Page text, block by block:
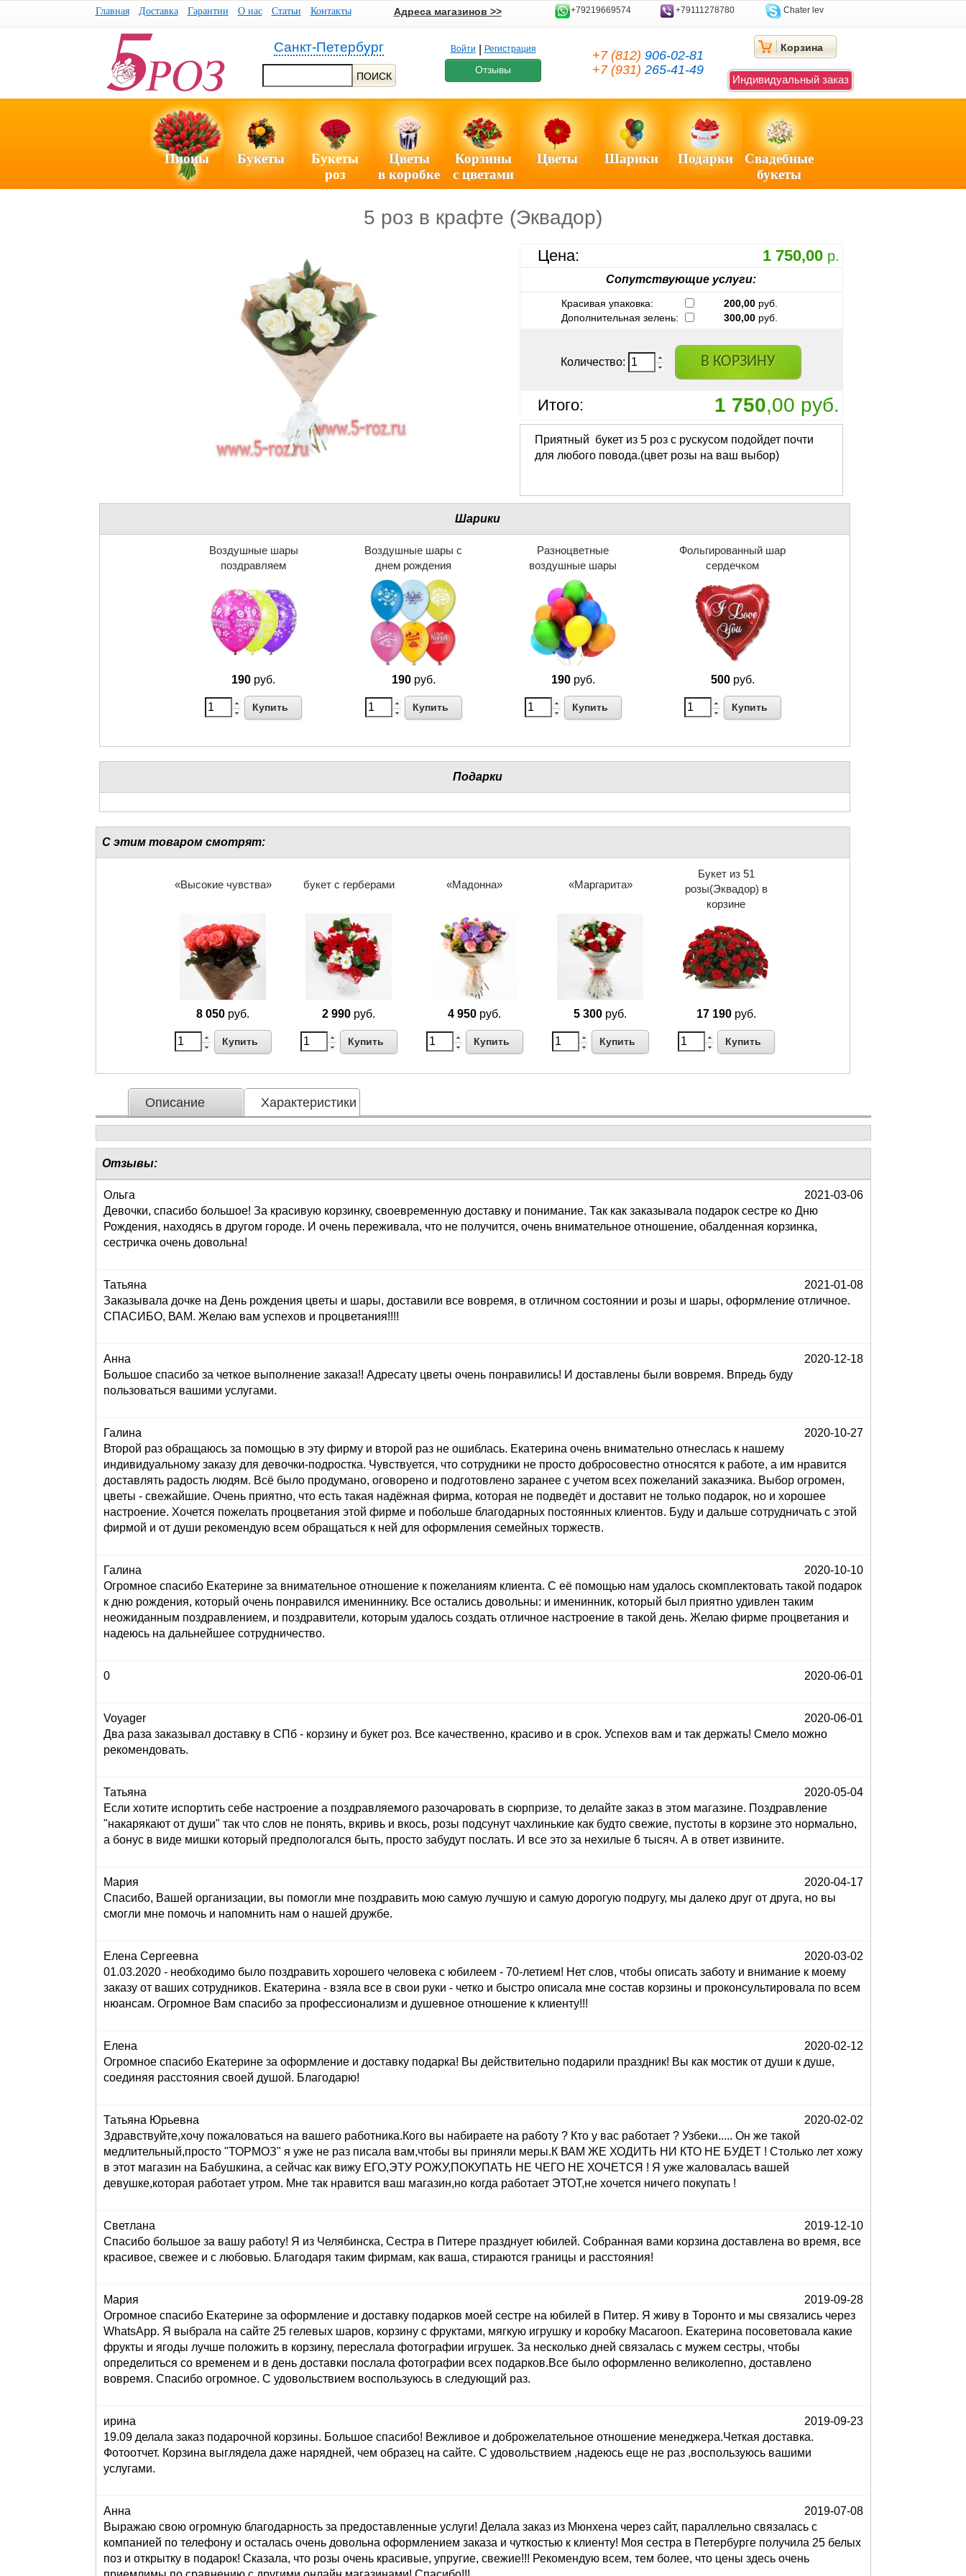
Главная Доставка Гарантии О нас Статьи Контакты Адреса магазинов >> +79219669574 +79111278780 Chater lev
Санкт-Петербург
ПОИСК
Войти Регистрация
Отзывы
+7 (812) 906-02-81
+7 (931) 265-41-49
Корзина
Индивидуальный заказ
Пионы Букеты
Букеты
роз
Цветы
в коробке
Корзины
с цветами
Цветы Шарики Подарки
Свадебные
букеты
5 роз в крафте (Эквадор)
Цена: 1 750,00р.
Сопутствующие услуги:
Красивая упаковка: 200,00руб.
Дополнительная зелень:
300,00руб.
Количество: В КОРЗИНУ
Итого: 1 750,00 руб.
Приятный букет из 5 роз с рускусом подойдет почти
для любого повода.(цвет розы на ваш выбор)
Шарики
Воздушные шары
поздравляем
190 руб.
Купить
Воздушные шары с
днем рождения
190руб.
Купить
Разноцветные
воздушные шары
190руб.
Купить
Фольгированный шар
сердечком
500руб.
Купить
Подарки
С этим товаром смотрят:
«Высокие чувства»
8 050 руб.
Купить
букет с герберами
2 990 руб.
Купить
«Мадонна»
4 950 руб.
Купить
«Маргарита»
5 300 руб.
Купить
Букет из 51
розы(Эквадор) в
корзине
17 190руб.
Купить
Описание Характеристики
Отзывы:
Ольга
2021-03-06
Девочки, спасибо большое! За красивую корзинку, своевременную доставку и понимание. Так как заказывала подарок сестре ко Дню
Рождения, находясь в другом городе. И очень переживала, что не получится, очень внимательное отношение, обалденная корзинка,
сестричка очень довольна!
Татьяна
2021-01-08
Заказывала дочке на День рождения цветы и шары, доставили все вовремя, в отличном состоянии и розы и шары, оформление отличное.
СПАСИБО, ВАМ. Желаю вам успехов и процветания!!!!
Анна
2020-12-18
Большое спасибо за четкое выполнение заказа!! Адресату цветы очень понравились! И доставлены были вовремя. Впредь буду
пользоваться вашими услугами.
Галина
2020-10-27
Второй раз обращаюсь за помощью в эту фирму и второй раз не ошиблась. Екатерина очень внимательно отнеслась к нашему
индивидуальному заказу для девочки-подростка. Чувствуется, что сотрудники не просто добросовестно относятся к работе, а им нравится
доставлять радость людям. Всё было продумано, оговорено и подготовлено заранее с учетом всех пожеланий заказчика. Выбор огромен,
цветы - свежайшие. Очень приятно, что есть такая надёжная фирма, которая не подведёт и доставит не только подарок, но и хорошее
настроение. Хочется пожелать процветания этой фирме и побольше благодарных постоянных клиентов. Буду и дальше сотрудничать с этой
фирмой и от души рекомендую всем обращаться к ней для оформления семейных торжеств.
Галина
2020-10-10
Огромное спасибо Екатерине за внимательное отношение к пожеланиям клиента. С её помощью нам удалось скомплектовать такой подарок
к дню рождения, который очень понравился имениннику. Все остались довольны: и именинник, который был приятно удивлен таким
неожиданным поздравлением, и поздравители, которым удалось создать отличное настроение в такой день. Желаю фирме процветания и
надеюсь на дальнейшее сотрудничество.
2020-06-01
0
Voyager
2020-06-01
Два раза заказывал доставку в СПб - корзину и букет роз. Все качественно, красиво и в срок. Успехов вам и так держать! Смело можно
рекомендовать.
Татьяна
2020-05-04
Если хотите испортить себе настроение а поздравляемого разочаровать в сюрпризе, то делайте заказ в этом магазине. Поздравление
"накарякают от души" так что слов не понять, вкривь и вкось, розы подсунут чахлинькие как будто свежие, пустоты в корзине это нормально,
а бонус в виде мишки который предпологался быть, просто забудут послать. И все это за нехилые 6 тысяч. А в ответ извините.
Мария
2020-04-17
Спасибо, Вашей организации, вы помогли мне поздравить мою самую лучшую и самую дорогую подругу, мы далеко друг от друга, но вы
смогли мне помочь и напомнить нам о нашей дружбе.
Елена Сергеевна
2020-03-02
01.03.2020 - необходимо было поздравить хорошего человека с юбилеем - 70-летием! Нет слов, чтобы описать заботу и внимание к моему
заказу от ваших сотрудников. Екатерина - взяла все в свои руки - четко и быстро описала мне состав корзины и проконсультировала по всем
нюансам. Огромное Вам спасибо за профессионализм и душевное отношение к клиенту!!!
Елена
2020-02-12
Огромное спасибо Екатерине за оформление и доставку подарка! Вы действительно подарили праздник! Вы как мостик от души к душе,
соединяя расстояния своей душой. Благодарю!
Татьяна Юрьевна
2020-02-02
Здравствуйте,хочу пожаловаться на вашего работника.Кого вы набираете на работу ? Кто у вас работает ? Узбеки..... Он же такой
медлительный,просто "ТОРМОЗ" я уже не раз писала вам,чтобы вы приняли меры.К ВАМ ЖЕ ХОДИТЬ НИ КТО НЕ БУДЕТ ! Столько лет хожу
в этот магазин на Бабушкина, а сейчас как вижу ЕГО,ЭТУ РОЖУ,ПОКУПАТЬ НЕ ЧЕГО НЕ ХОЧЕТСЯ ! Я уже жаловалась вашей
девушке,которая работает утром. Мне так нравится ваш магазин,но когда работает ЭТОТ,не хочется ничего покупать !
Светлана
2019-12-10
Спасибо большое за вашу работу! Я из Челябинска, Сестра в Питере празднует юбилей. Собранная вами корзина доставлена во время, все
красивое, свежее и с любовью. Благодаря таким фирмам, как ваша, стираются границы и расстояния!
Мария
2019-09-28
Огромное спасибо Екатерине за оформление и доставку подарков моей сестре на юбилей в Питер. Я живу в Торонто и мы связались через
WhatsApp. Я выбрала на сайте 25 гелевых шаров, корзину с фруктами, мягкую игрушку и коробку Macaroon. Екатерина посоветовала какие
фрукты и ягоды лучше положить в корзину, переслала фотографии игрушек. За несколько дней связалась с мужем сестры, чтобы
определиться со временем и в день доставки послала фотографии всех подарков.Все было оформленно великолепно, доставлено
вовремя. Спасибо огромное. С удовольствием воспользуюсь в следующий раз.
ирина
2019-09-23
19.09 делала заказ подарочной корзины. Большое спасибо! Вежливое и доброжелательное отношение менеджера.Четкая доставка.
Фотоотчет. Корзина выглядела даже нарядней, чем образец на сайте. С удовольствием ,надеюсь еще не раз ,воспользуюсь вашими
услугами.
Анна
2019-07-08
Выражаю свою огромную благодарность за предоставленные услуги! Делала заказ из Мюнхена через сайт, параллельно связалась с
компанией по телефону и осталась очень довольна оформлением заказа и чуткостью к клиенту! Моя сестра в Петербурге получила 25 белых
поз и открытку в подарок! Сказала, что розы очень красивые, упругие, свежие!!! Рекомендую всем, тем более, что цены здесь очень